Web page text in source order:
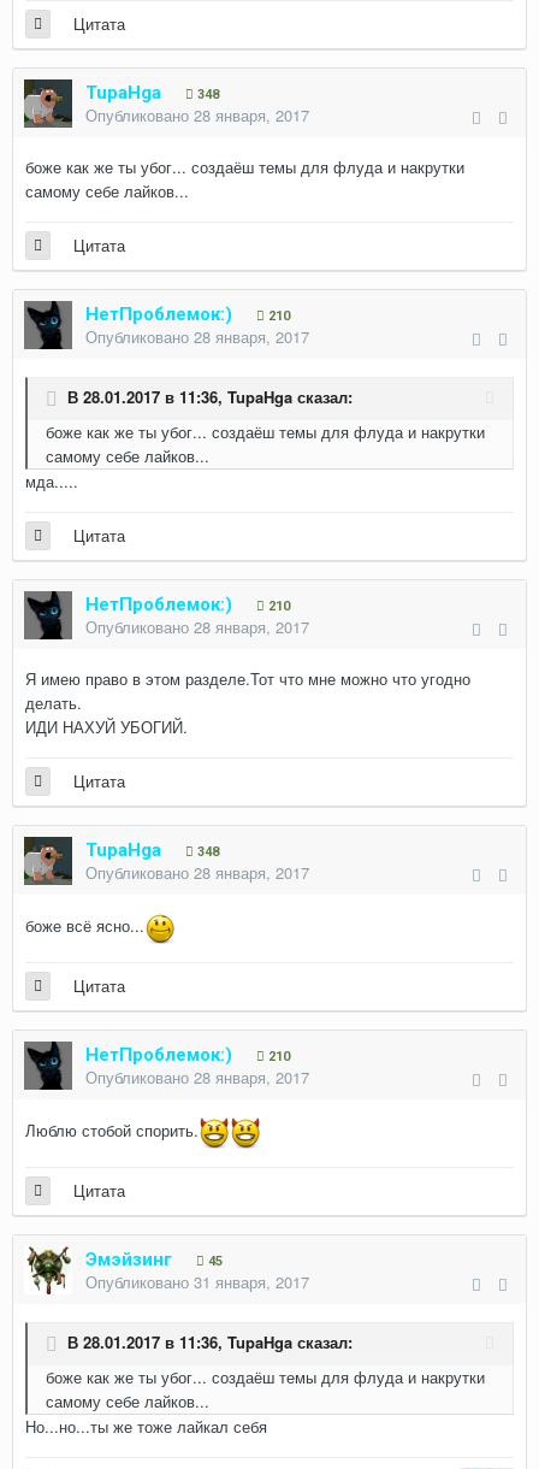
Цитата
TupaHga 348
Опубликовано 28 января, 2017
боже как же ты убог... создаёш темы для флуда и накрутки
самому себе лайков...
Цитата
НетПроблемок:) 210
Опубликовано 28 января, 2017
В 28.01.2017 в 11:36, TupaHga сказал:
боже как же ты убог... создаёш темы для флуда и накрутки
самому себе лайков...
мда.....
Цитата
НетПроблемок:) 210
Опубликовано 28 января, 2017
Я имею право в этом разделе.Тот что мне можно что угодно
делать.
ИДИ НАХУЙ УБОГИЙ.
Цитата
TupaHga 348
Опубликовано 28 января, 2017
боже всё ясно...
Цитата
НетПроблемок:) 210
Опубликовано 28 января, 2017
Люблю стобой спорить.
Цитата
Эмэйзинг 45
Опубликовано 31 января, 2017
В 28.01.2017 в 11:36, TupaHga сказал:
боже как же ты убог... создаёш темы для флуда и накрутки
самому себе лайков...
Но...но...ты же тоже лайкал себя